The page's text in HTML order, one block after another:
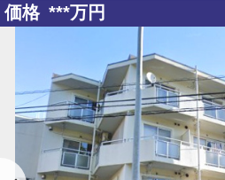
価格 ***万円